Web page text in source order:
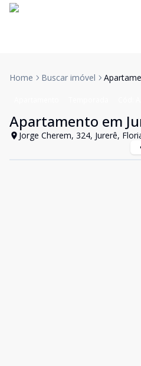
Home Buscar imóvel
Apartamento em
Jorge Cherem, 324, Jurerê,